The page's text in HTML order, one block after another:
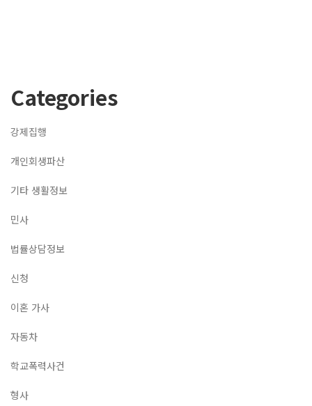
Categories
강제집행
개인회생파산
기타 생활정보
민사
법률상담정보
신청
이혼 가사
자동차
학교폭력사건
형사